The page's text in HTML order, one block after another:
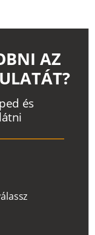
álassz
ped és
látni
AZ